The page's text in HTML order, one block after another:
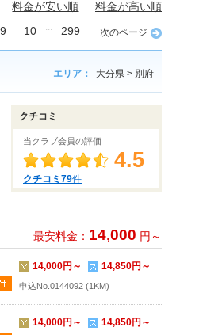
料金が安い順 料金が高い順
9 10 ... 299 次のページ
エリア： 大分県 > 別府
クチコミ
当クラブ会員の評価
4.5
クチコミ79件
最安料金： 14,000 円～
14,000円～ 14,850円～
申込No.0144092 (1KM)
14,000円～ 14,850円～